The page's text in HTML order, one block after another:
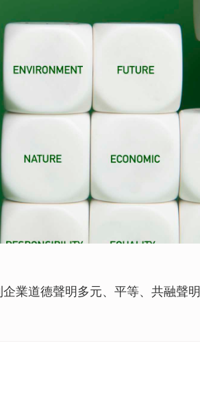
席報告書
物業管理
要財務數據
益表摘要
產負債表摘要
企業道德聲明多元、平等、共融聲明